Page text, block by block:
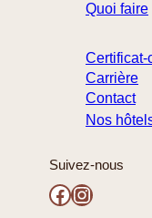
Quoi faire
Certificat-
Carrière
Contact
Nos
Suivez-nous
Facebook Instagram